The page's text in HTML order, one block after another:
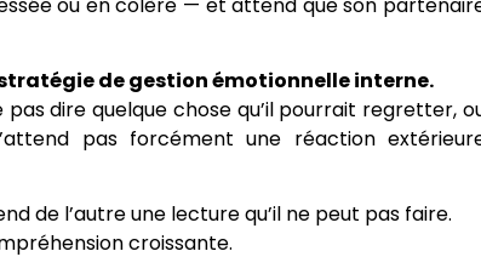
de gestion émotionnelle interne.
dire quelque chose qu’il pourrait regretter,
pas forcément une réaction
de l’autre une lecture qu’il ne peut pas faire.
croissante.